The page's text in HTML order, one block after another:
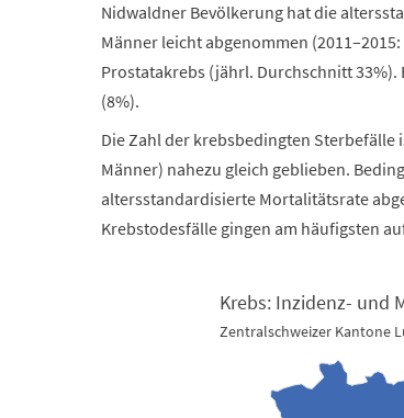
Nidwaldner Bevölkerung hat die
Männer leicht abgenommen
Prostatakrebs (jährl. Durchschnitt
(8%).
Die Zahl der krebsbedingten Sterbefälle
Männer) nahezu gleich geblieben.
altersstandardisierte Mortalitätsrate
Krebstodesfälle gingen am häufigsten
Map of unspecified region with 3 data
Krebs: Inzidenz- und
Zentralschweizer Kantone